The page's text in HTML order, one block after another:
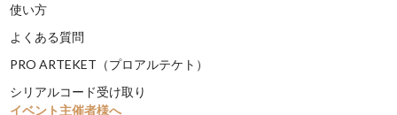
使い方
よくある質問
PRO ARTEKET（プロアルテケト）
シリアルコード受け取り
イベント主催者様へ